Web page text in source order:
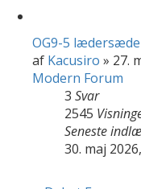
OG9-5
af Kacusiro » 27.
Modern Forum
3 Svar
2545
Seneste
30. maj